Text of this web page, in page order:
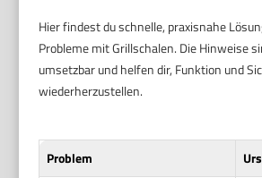
Hier findest du schnelle, praxisnahe
Probleme mit Grillschalen. Die Hinweise
umsetzbar und helfen dir, Funktion und
wiederherzustellen.
Problem